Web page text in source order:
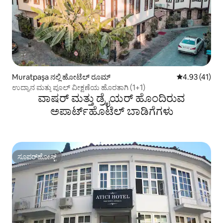
Muratpaşa ನಲ್ಲಿ ಹೋಟೆಲ್ ರೂಮ್ 5 ರಲ್ಲಿ 4.93
4.93 (41)
ಉದ್ಯಾನ ಮತ್ತು ಪೂಲ್ ವೀಕ್ಷಣೆಯ ಹೊರತಾಗಿ (1+1)
ವಾಷರ್ ಮತ್ತು ಡ್ರೈಯರ್ ಹೊಂದಿರುವ
ಅಪಾರ್ಟ್‌ಹೊಟೆಲ್ ಬಾಡಿಗೆಗಳು
ಸೂಪರ್‌ಹೋಸ್ಟ್
ಸೂಪರ್‌ಹೋಸ್ಟ್